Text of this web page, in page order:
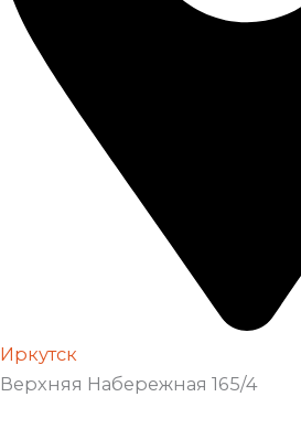
Иркутск
Верхняя Набережная 165/4